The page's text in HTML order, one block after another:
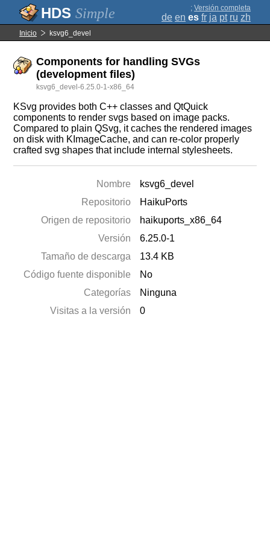
Simple ; Versión completa
de en es fr ja pt ru zh
Inicio ksvg6_devel
Components for handling SVGs
(development files)
ksvg6_devel-6.25.0-1-x86_64
KSvg provides both C++ classes and QtQuick
components to render svgs based on image packs.
Compared to plain QSvg, it caches the rendered images
on disk with KImageCache, and can re-color properly
crafted svg shapes that include internal stylesheets.
Nombre
ksvg6_devel
Repositorio
HaikuPorts
Origen de repositorio
haikuports_x86_64
Versión
6.25.0-1
Tamaño de descarga
13.4 KB
Código fuente disponible
No
Categorías
Ninguna
Visitas a la versión
0